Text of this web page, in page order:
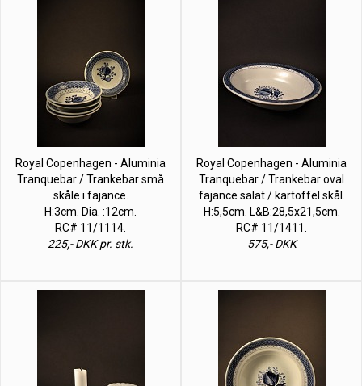
Royal Copenhagen - Aluminia
Tranquebar / Trankebar små
skåle i fajance.
H:3cm. Dia. :12cm.
RC# 11/1114.
225,- DKK pr. stk.
Royal Copenhagen - Aluminia
Tranquebar / Trankebar oval
fajance salat / kartoffel skål.
H:5,5cm. L&B:28,5x21,5cm.
RC# 11/1411.
575,- DKK